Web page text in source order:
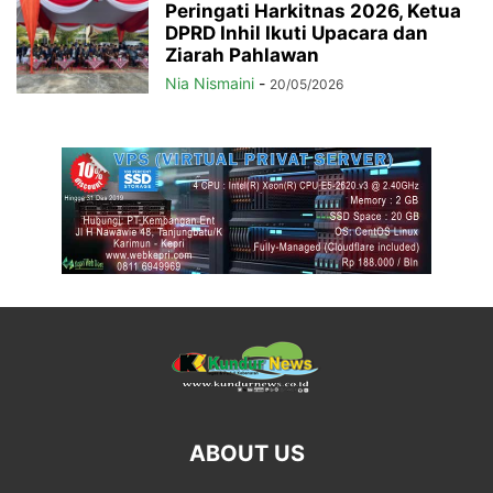
Peringati Harkitnas 2026, Ketua
DPRD Inhil Ikuti Upacara dan
Ziarah Pahlawan
Nia Nismaini - 20/05/2026
ABOUT US